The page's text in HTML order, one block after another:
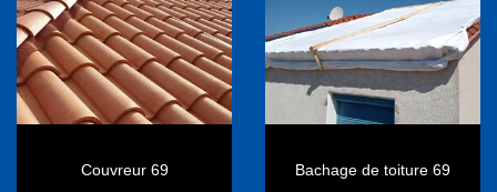
Couvreur 69 Bachage de toiture 69